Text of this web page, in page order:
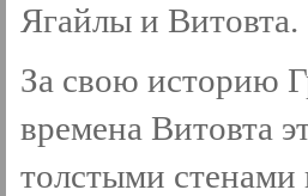
Ягайлы и Витовта.
За свою историю
времена Витовта
толстыми